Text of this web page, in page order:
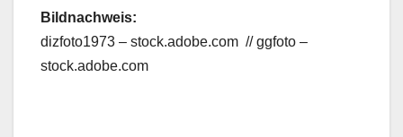
Bildnachweis:
dizfoto1973 – stock.adobe.com // ggfoto –
stock.adobe.com